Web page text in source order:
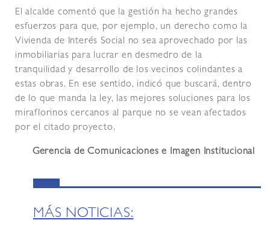
El alcalde comentó que la gestión ha hecho grandes
esfuerzos para que, por ejemplo, un derecho como la
Vivienda de Interés Social no sea aprovechado por las
inmobiliarias para lucrar en desmedro de la
tranquilidad y desarrollo de los vecinos colindantes a
estas obras. En ese sentido, indicó que buscará, dentro
de lo que manda la ley, las mejores soluciones para los
miraflorinos cercanos al parque no se vean afectados
por el citado proyecto.
Gerencia de Comunicaciones e Imagen Institucional
MÁS NOTICIAS: